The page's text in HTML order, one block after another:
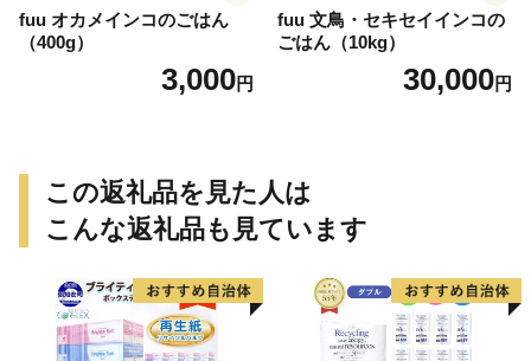
fuu オカメインコのごはん
（400g）
3,000円
fuu 文鳥・セキセイインコの
ごはん（10kg）
30,000円
この返礼品を見た人は
こんな返礼品も見ています